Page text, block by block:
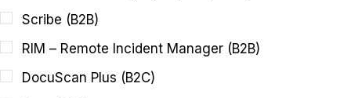
Scribe (B2B)
RIM – Remote Incident Manager (B2B)
DocuScan Plus (B2C)